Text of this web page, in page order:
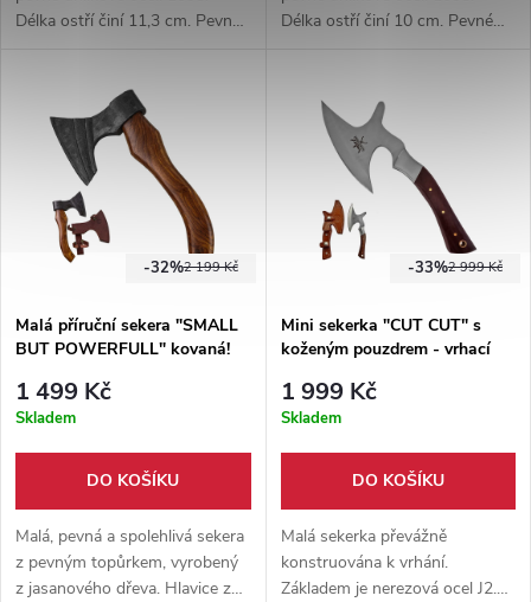
Délka ostří činí 11,3 cm. Pevné
Kožené pouzdro součástí balení
Délka ostří činí 10 cm. Pevné
2 199 Kč
-32%
Malá příruční sekera "SMALL
BUT POWERFULL" kovaná!
1 499 Kč
Skladem
DO KOŠÍKU
Malá, pevná a spolehlivá sekera
z pevným topůrkem, vyrobený
z jasanového dřeva. Hlavice z
2 999 Kč
-33%
Mini sekerka "CUT CUT" s
koženým pouzdrem - vrhací
1 999 Kč
Skladem
DO KOŠÍKU
Malá sekerka převážně
konstruována k vrhání.
Základem je nerezová ocel J2.